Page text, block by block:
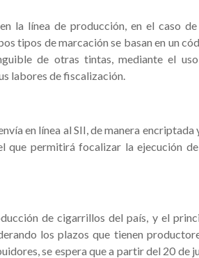
la línea de producción, en el caso
tipos de marcación se basan en un
de otras tintas, mediante el
labores de fiscalización.
en línea al SII, de manera encriptada
que permitirá focalizar la ejecución
de cigarrillos del país, y el
los plazos que tienen
se espera que a partir del 20 de